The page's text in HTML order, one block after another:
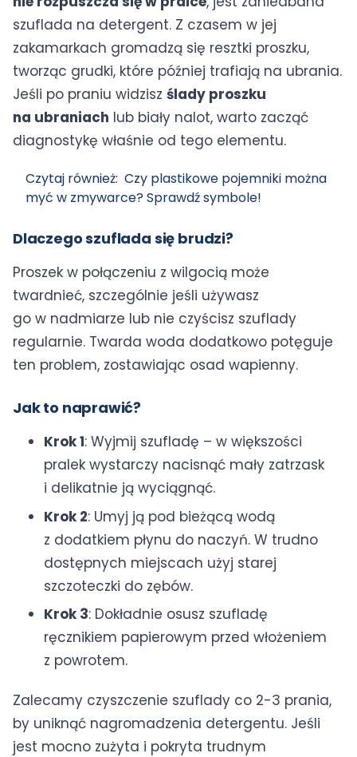
szuflada na detergent. Z czasem w jej
zakamarkach gromadzą się resztki proszku,
tworząc grudki, które później trafiają na ubrania.
Jeśli po praniu widzisz ślady proszku
na ubraniach lub biały nalot, warto zacząć
diagnostykę właśnie od tego elementu.
Czytaj również: Czy plastikowe pojemniki można
myć w zmywarce? Sprawdź symbole!
Dlaczego szuflada się brudzi?
Proszek w połączeniu z wilgocią może
twardnieć, szczególnie jeśli używasz
go w nadmiarze lub nie czyścisz szuflady
regularnie. Twarda woda dodatkowo potęguje
ten problem, zostawiając osad wapienny.
Jak to naprawić?
Krok 1: Wyjmij szufladę – w większości
pralek wystarczy nacisnąć mały zatrzask
i delikatnie ją wyciągnąć.
Krok 2: Umyj ją pod bieżącą wodą
z dodatkiem płynu do naczyń. W trudno
dostępnych miejscach użyj starej
szczoteczki do zębów.
Krok 3: Dokładnie osusz szufladę
ręcznikiem papierowym przed włożeniem
z powrotem.
Zalecamy czyszczenie szuflady co 2-3 prania,
by uniknąć nagromadzenia detergentu. Jeśli
jest mocno zużyta i pokryta trudnym